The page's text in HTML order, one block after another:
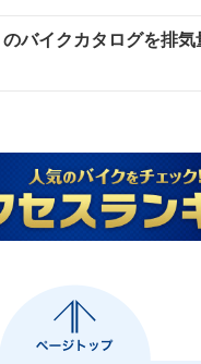
バイクカタログを排気